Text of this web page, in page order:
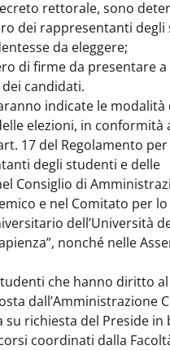
rettorale, sono
dei rappresentanti degli
da eleggere;
di firme da presentare
candidati.
indicate le modalità
elezioni, in conformità
17 del Regolamento
degli studenti e delle
Consiglio di
e nel Comitato per
dell’Università
nonché nelle
che hanno diritto
dall’Amministrazione
su richiesta del Preside in
coordinati dalla